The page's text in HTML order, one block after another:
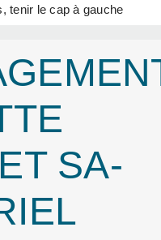
tenir le cap à gauche
SA-